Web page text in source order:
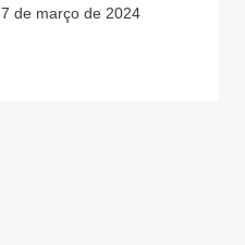
7 de março de 2024